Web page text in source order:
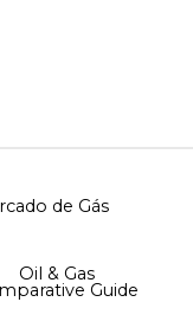
de Gás
Oil & Gas
Guide